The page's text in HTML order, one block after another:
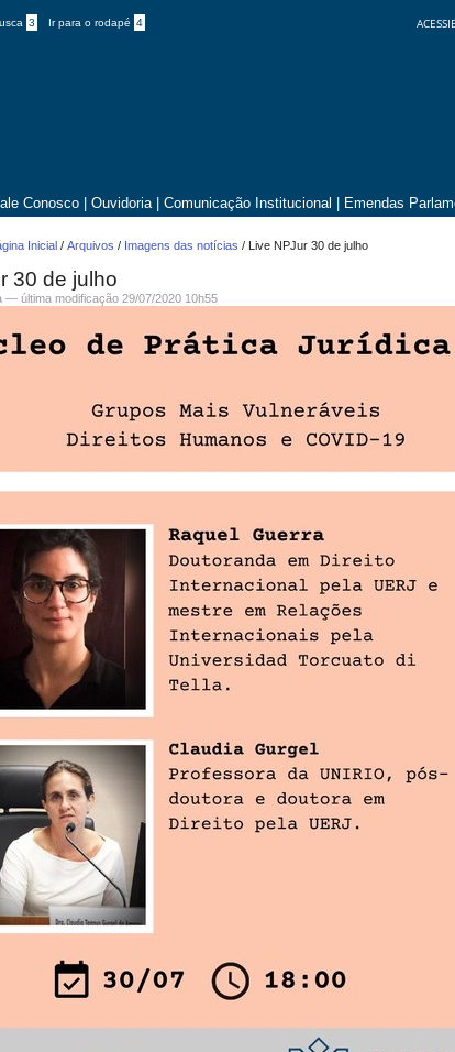
3 Ir para o rodapé 4
Conosco Ouvidoria Comunicação Institucional Emendas
Inicial /Arquivos / Imagens das notícias / Live NPJur 30 de julho
30 de julho
—última modificação 29/07/2020 10h55